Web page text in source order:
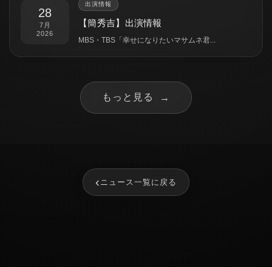
28
7月
2026
出演情報
【簡秀吉】出演情報
MBS・TBS「幸せになりたいマサムネ君...
もっと見る →
‹ ニュース一覧に戻る